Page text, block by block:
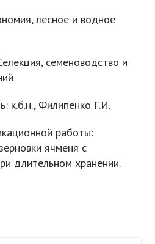
лесное и водное
семеноводство и
к.б.н., Филипенко Г.И.
работы:
ячменя с
длительном хранении.